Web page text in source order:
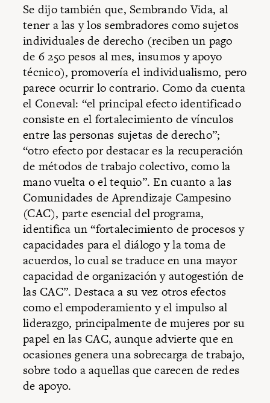
Se dijo también que, Sembrando Vida, al
tener a las y los sembradores como sujetos
individuales de derecho (reciben un pago
de 6 250 pesos al mes, insumos y apoyo
técnico), promovería el individualismo, pero
parece ocurrir lo contrario. Como da cuenta
el Coneval: “el principal efecto identificado
consiste en el fortalecimiento de vínculos
entre las personas sujetas de derecho”;
“otro efecto por destacar es la recuperación
de métodos de trabajo colectivo, como la
mano vuelta o el tequio”. En cuanto a las
Comunidades de Aprendizaje Campesino
(CAC), parte esencial del programa,
identifica un “fortalecimiento de procesos y
capacidades para el diálogo y la toma de
acuerdos, lo cual se traduce en una mayor
capacidad de organización y autogestión de
las CAC”. Destaca a su vez otros efectos
como el empoderamiento y el impulso al
liderazgo, principalmente de mujeres por su
papel en las CAC, aunque advierte que en
ocasiones genera una sobrecarga de trabajo,
sobre todo a aquellas que carecen de redes
de apoyo.